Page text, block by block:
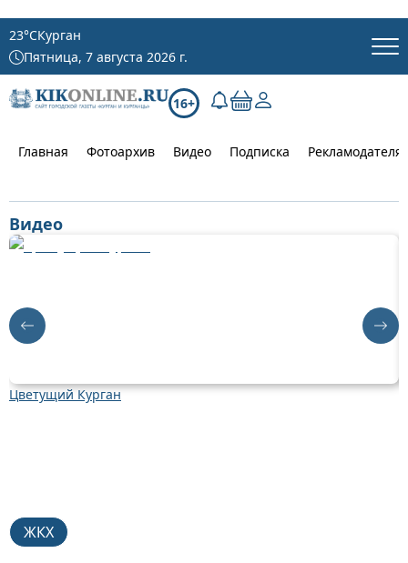
23°CКурган
Пятница, 7 августа 2026 г.
16+
Главная Фотоархив Видео Подписка
Видео
Цветущий Курган
ЖКХ